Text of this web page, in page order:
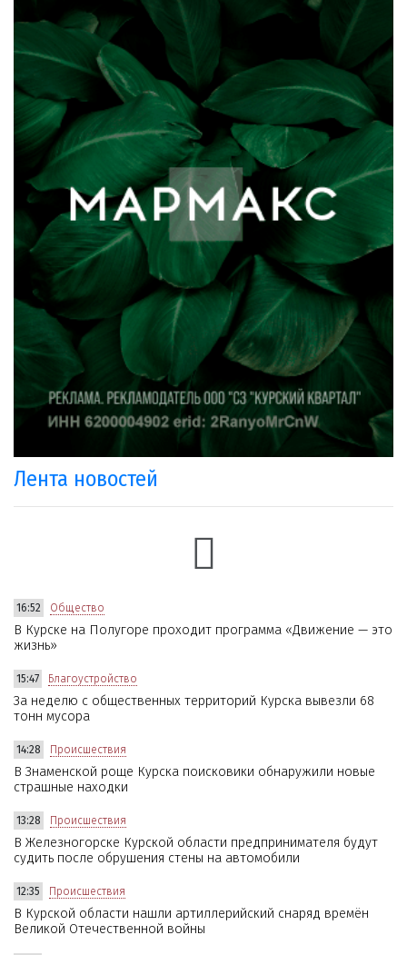
Лента новостей
16:52 Общество
В Курске на Полугоре проходит программа «Движение — это
жизнь»
15:47 Благоустройство
За неделю с общественных территорий Курска вывезли 68
тонн мусора
14:28 Происшествия
В Знаменской роще Курска поисковики обнаружили новые
страшные находки
13:28 Происшествия
В Железногорске Курской области предпринимателя будут
судить после обрушения стены на автомобили
12:35 Происшествия
В Курской области нашли артиллерийский снаряд времён
Великой Отечественной войны